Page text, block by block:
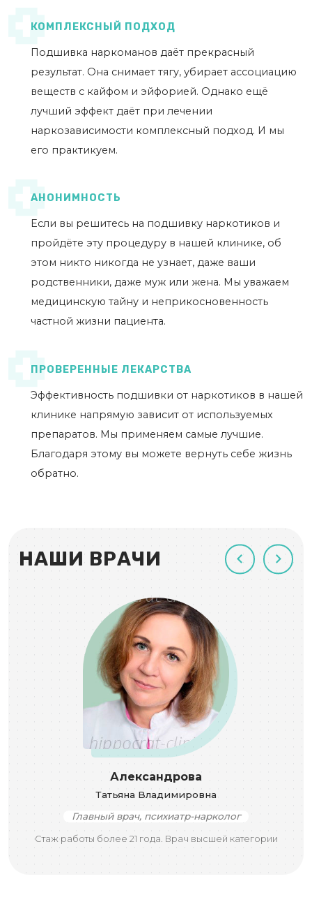
КОМПЛЕКСНЫЙ ПОДХОД
Подшивка наркоманов даёт прекрасный
результат. Она снимает тягу, убирает ассоциацию
веществ с кайфом и эйфорией. Однако ещё
лучший эффект даёт при лечении
наркозависимости комплексный подход. И мы
его практикуем.
АНОНИМНОСТЬ
Если вы решитесь на подшивку наркотиков и
пройдёте эту процедуру в нашей клинике, об
этом никто никогда не узнает, даже ваши
родственники, даже муж или жена. Мы уважаем
медицинскую тайну и неприкосновенность
частной жизни пациента.
ПРОВЕРЕННЫЕ ЛЕКАРСТВА
Эффективность подшивки от наркотиков в нашей
клинике напрямую зависит от используемых
препаратов. Мы применяем самые лучшие.
Благодаря этому вы можете вернуть себе жизнь
обратно.
НАШИ ВРАЧИ
Александрова
Татьяна Владимировна
Главный врач, психиатр-нарколог
Стаж работы более 21 года. Врач высшей категории